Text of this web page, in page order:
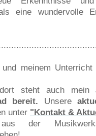
eine wundervolle
meinem Unterricht
steht auch mein
bereit. Unsere
unter "Kontakt &
der